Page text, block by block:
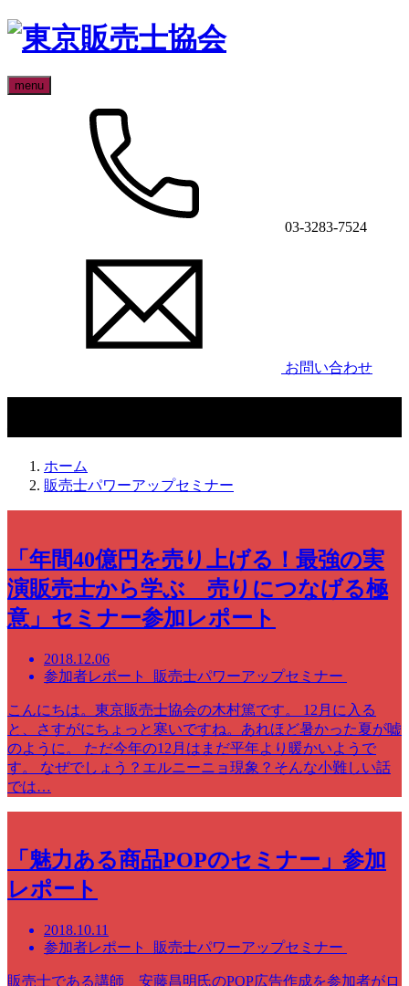
menu
03-3283-7524
お問い合わせ
ホーム
販売士パワーアップセミナー
「年間40億円を売り上げる！最強の実
演販売士から学ぶ 売りにつなげる極
意」セミナー参加レポート
2018.12.06
参加者レポート 販売士パワーアップセミナー
こんにちは。東京販売士協会の木村篤です。 12月に入る
と、さすがにちょっと寒いですね。あれほど暑かった夏が嘘
のように。 ただ今年の12月はまだ平年より暖かいようで
す。 なぜでしょう？エルニーニョ現象？そんな小難しい話
では…
「魅力ある商品POPのセミナー」参加
レポート
2018.10.11
参加者レポート 販売士パワーアップセミナー
販売士である講師 安藤昌明氏のPOP広告作成を参加者がロ